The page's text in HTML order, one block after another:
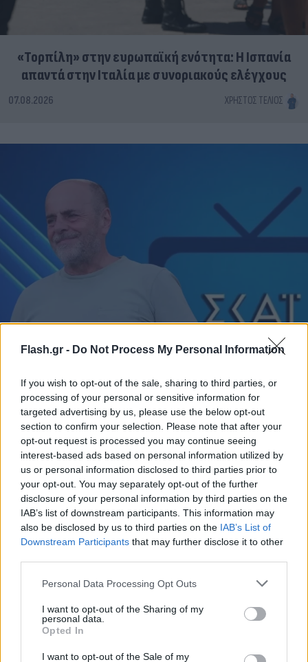
Flash.gr - Do Not Process My Personal Information
If you wish to opt-out of the sale, sharing to third parties, or
processing of your personal or sensitive information for
targeted advertising by us, please use the below opt-out
section to confirm your selection. Please note that after your
opt-out request is processed you may continue seeing
interest-based ads based on personal information utilized by
us or personal information disclosed to third parties prior to
your opt-out. You may separately opt-out of the further
disclosure of your personal information by third parties on the
IAB’s list of downstream participants. This information may
also be disclosed by us to third parties on the IAB’s List of
Downstream Participants that may further disclose it to other
Please note that this website/app uses one or more Google
not limited to your visit or usage behaviour. You may click to
grant or deny consent to Google and its third-party tags to
use your data for below specified purposes in below Google
consent section.
Personal Data Processing Opt Outs
I want to opt-out of the Sharing of my
personal data.
Opted In
I want to opt-out of the Sale of my
«Τορπίλη» στην ευρωπαϊκή ενότητα: Η Ισπανία
απαντά στην Ιταλία με συνοριακούς ελέγχους
07.08.2026 ΧΡΉΣΤΟΣ ΤΈΛΙΟΣ
Το τέλος στελεχών του ΣΚΑΪ: Το χρονικό ενός
προαναγγελθέντος «θανάτου» με σφραγίδα Γιάννη
Αλαφούζου
07.08.2026 ΧΡΊΣΛΑ ΓΕΩΡΓΑΚΟΠΟΎΛΟΥ